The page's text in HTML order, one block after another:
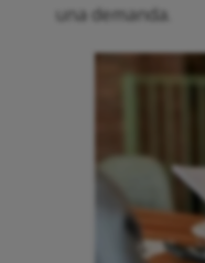
una demanda.